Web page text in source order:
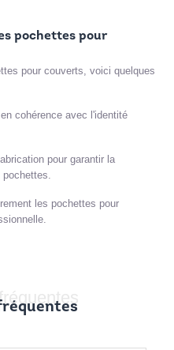
pochettes pour
pour couverts, voici quelques
cohérence avec l'identité
pour garantir la
les pochettes pour